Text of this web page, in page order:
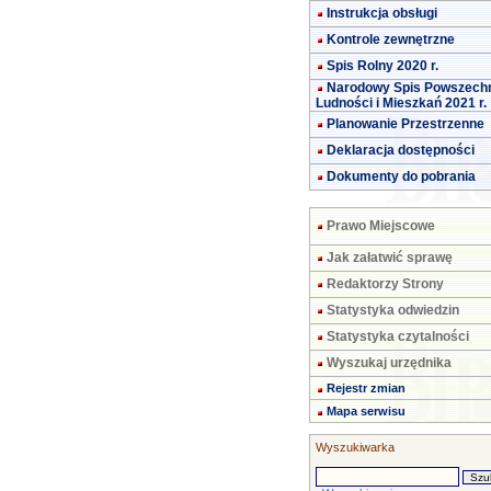
Instrukcja obsługi
Kontrole zewnętrzne
Spis Rolny 2020 r.
Narodowy Spis
Ludności i Mieszkań 2021 r.
Planowanie Przestrzenne
Deklaracja dostępności
Dokumenty do pobrania
Prawo Miejscowe
Jak załatwić sprawę
Redaktorzy Strony
Statystyka odwiedzin
Statystyka czytalności
Wyszukaj urzędnika
Rejestr zmian
Mapa serwisu
Wyszukiwarka